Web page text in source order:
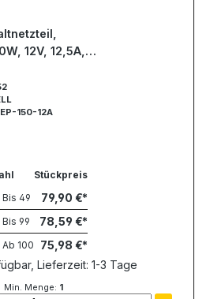
12V, 12,5A,
150-12A
Stückpreis
Bis 49 79,90 €
Bis 99 78,59 €
Ab 100
75,98 €
Lieferzeit: 1-3 Tage
Min. Menge: 1